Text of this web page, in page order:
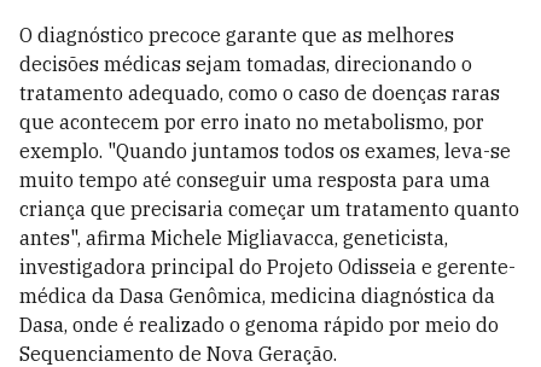
O diagnóstico precoce garante que as melhores
decisões médicas sejam tomadas, direcionando o
tratamento adequado, como o caso de doenças raras
que acontecem por erro inato no metabolismo, por
exemplo. "Quando juntamos todos os exames, leva-se
muito tempo até conseguir uma resposta para uma
criança que precisaria começar um tratamento quanto
antes", afirma Michele Migliavacca, geneticista,
investigadora principal do Projeto Odisseia e gerente-
médica da Dasa Genômica, medicina diagnóstica da
Dasa, onde é realizado o genoma rápido por meio do
Sequenciamento de Nova Geração.